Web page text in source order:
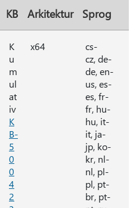
KB Arkitektur Sprog
K
u
m
ul
at
iv
K
B-
5
0
0
4
2
x64
cs-
cz, de-
de, en-
us, es-
es, fr-
fr, hu-
hu, it-
it, ja-
jp, ko-
kr, nl-
nl, pl-
pl, pt-
br, pt-